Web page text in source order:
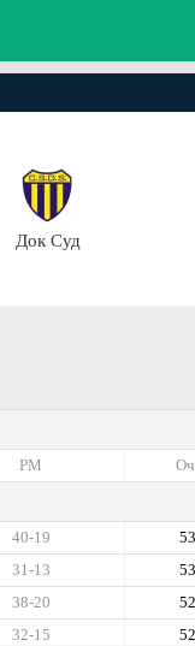
Док Суд
РМ
53
40-19
53
31-13
52
38-20
52
32-15